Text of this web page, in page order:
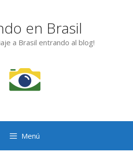
en Brasil
a Brasil entrando al blog!
Menú